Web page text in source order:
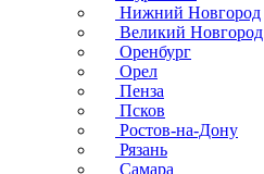
Нижний Новгород
Великий Новгород
Оренбург
Орел
Пенза
Псков
Ростов-на-Дону
Рязань
Самара